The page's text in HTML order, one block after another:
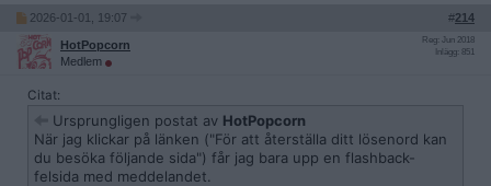
2026-01-01, 19:07 #214
HotPopcorn
Medlem
Reg: Jun 2018
Inlägg: 851
Citat:
Ursprungligen postat av HotPopcorn
När jag klickar på länken ("För att återställa ditt lösenord kan
du besöka följande sida") får jag bara upp en flashback-
felsida med meddelandet.